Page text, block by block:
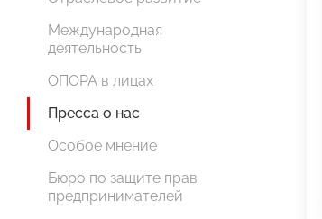
Международная
деятельность
ОПОРА в лицах
Пресса о нас
Особое мнение
Бюро по защите прав
предпринимателей